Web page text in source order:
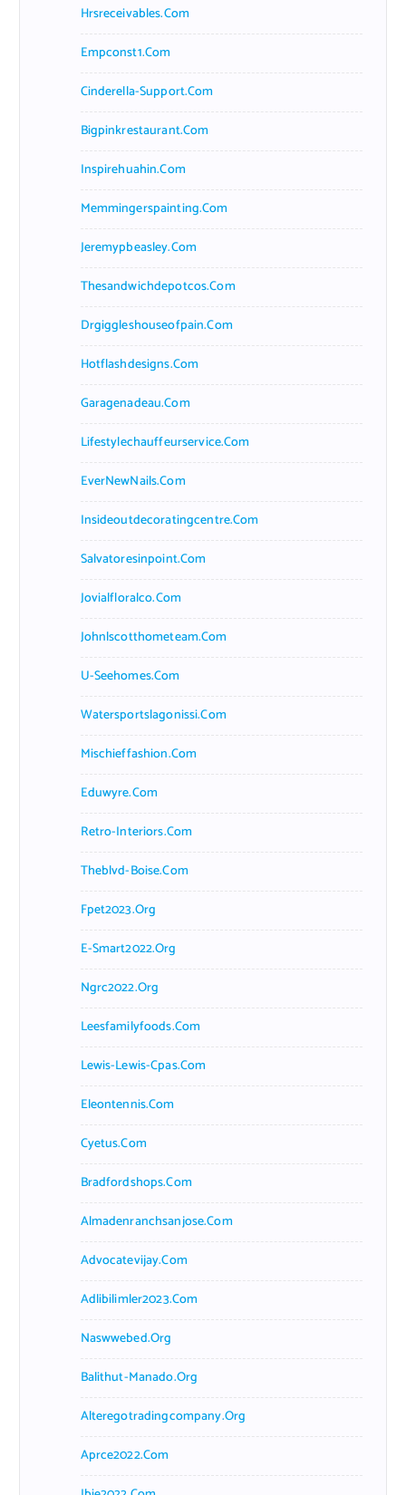
Hrsreceivables.com
Empconst1.com
Cinderella-Support.com
Bigpinkrestaurant.com
Inspirehuahin.com
Memmingerspainting.com
Jeremypbeasley.com
Thesandwichdepotcos.com
Drgiggleshouseofpain.com
Hotflashdesigns.com
Garagenadeau.com
Lifestylechauffeurservice.com
EverNewNails.com
Insideoutdecoratingcentre.com
Salvatoresinpoint.com
Jovialfloralco.com
Johnlscotthometeam.com
U-Seehomes.com
Watersportslagonissi.com
Mischieffashion.com
Eduwyre.com
Retro-Interiors.com
Theblvd-Boise.com
Fpet2023.org
E-Smart2022.org
Ngrc2022.org
Leesfamilyfoods.com
Lewis-Lewis-Cpas.com
Eleontennis.com
Cyetus.com
Bradfordshops.com
Almadenranchsanjose.com
Advocatevijay.com
Adlibilimler2023.com
Naswwebed.org
Balithut-Manado.org
Alteregotradingcompany.org
Aprce2022.com